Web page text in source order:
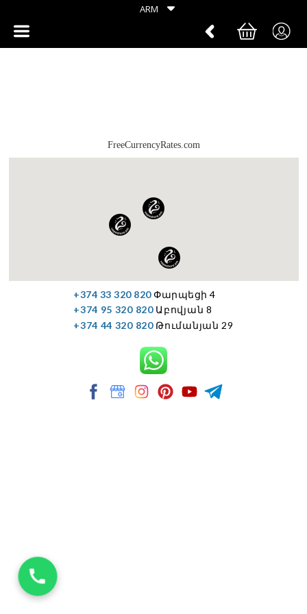
ARM
FreeCurrencyRates.com
+374 33 320 820Փարպեցի 4
+374 95 320 820 Աբովյան 8
+374 44 320 820Թումանյան 29